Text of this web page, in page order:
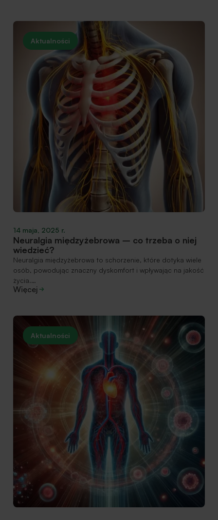
Aktualności
14 maja, 2025 r.
Neuralgia międzyżebrowa – co trzeba o niej
wiedzieć?
Neuralgia międzyżebrowa to schorzenie, które dotyka wiele
osób, powodując znaczny dyskomfort i wpływając na jakość
życia.…
Więcej
Aktualności